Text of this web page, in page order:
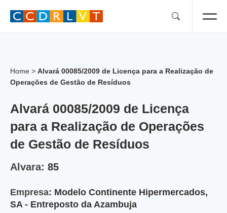
Home > Alvará 00085/2009 de Licença para a Realização de
Operações de Gestão de Resíduos
Alvará 00085/2009 de Licença
para a Realização de Operações
de Gestão de Resíduos
Alvara: 85
Empresa: Modelo Continente Hipermercados,
SA - Entreposto da Azambuja